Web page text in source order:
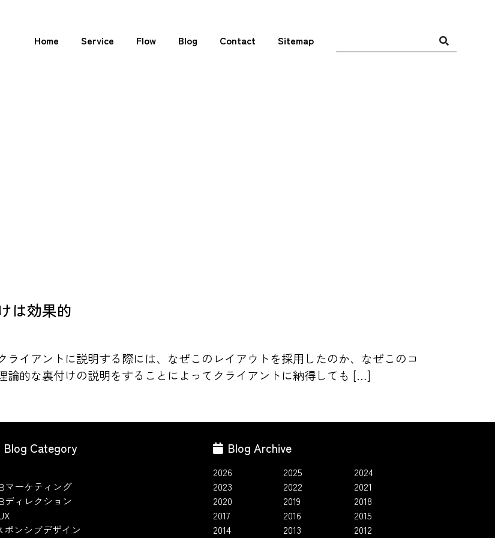
Home Service Flow Blog Contact Sitemap
は効果的
イアントに説明する際には、なぜこのレイアウトを採用したのか、なぜこのコ
論的な裏付けの説明をすることによってクライアントに納得しても […]
Blog Category
マーケティング
ディレクション
ポンシブデザイン
Blog Archive
2026 2025
2024
2023
2022
2021
2020
2019
2018
2017
2016
2015
2014
2013
2012